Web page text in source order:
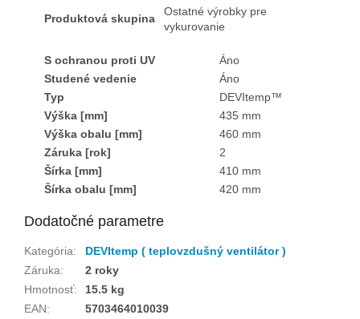
Produktová skupina
Ostatné výrobky pre
vykurovanie
S ochranou proti UV
Áno
Studené vedenie
Áno
Typ
DEVItemp™
Výška [mm]
435 mm
Výška obalu [mm]
460 mm
Záruka [rok]
2
Šírka [mm]
410 mm
Šírka obalu [mm]
420 mm
Dodatočné parametre
Kategória:
DEVItemp ( teplovzdušný ventilátor )
Záruka:
2 roky
Hmotnosť:
15.5 kg
EAN:
5703464010039